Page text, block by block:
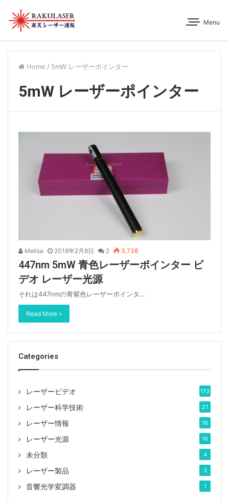
Menu
Home / 5mW レーザーポインター
5mW レーザーポインター
Melisa 2018年2月8日 2 3,738
447nm 5mW 青色レーザーポインター ビ
デオ レーザー光源
それは447nmの青紫色レーザーポインタ…
Read More »
Categories
レーザービデオ 173
レーザー科学技術 21
レーザー情報 16
レーザー光源 16
未分類 4
レーザー製品 3
音響光学変調器 1